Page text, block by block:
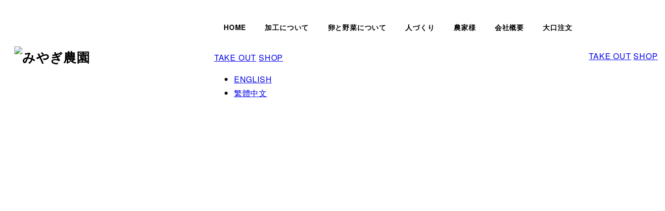
HOME 加工について 卵と野菜について 人づくり 農家様 会社概要 大口注文
TAKE OUT SHOP
ENGLISH
繁體中文
TAKE OUT SHOP